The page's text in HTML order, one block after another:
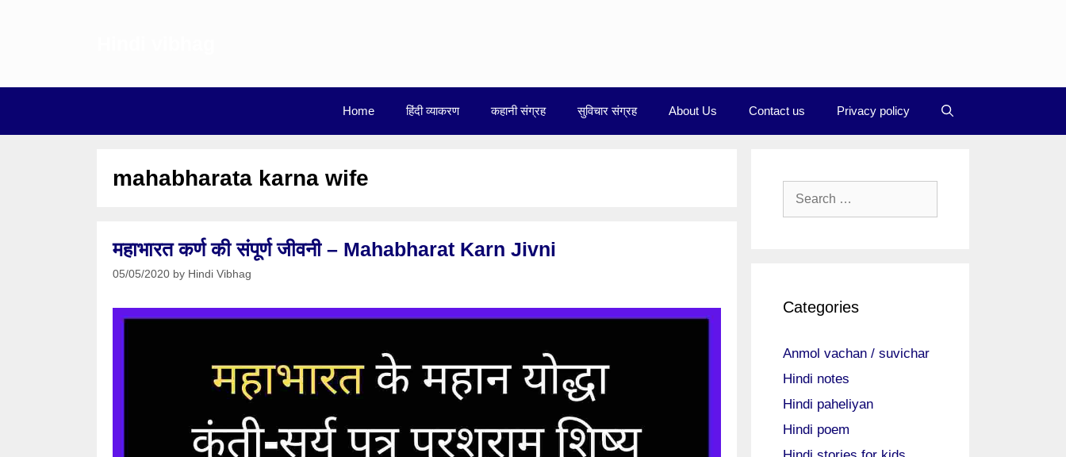
Home हिंदी व्याकरण कहानी संग्रह सुविचार संग्रह About Us Contact us Privacy policy
mahabharata karna wife
महाभारत कर्ण की संपूर्ण जीवनी – Mahabharat Karn Jivni
05/05/2020 by Hindi Vibhag
Search
Categories
Anmol vachan / suvichar
Hindi notes
Hindi paheliyan
Hindi poem